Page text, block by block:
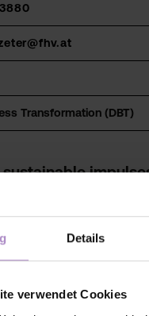
Details
verwendet Cookies
Transformation (DBT)